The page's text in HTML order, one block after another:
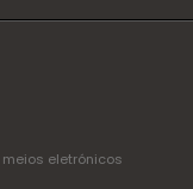
eletrónicos